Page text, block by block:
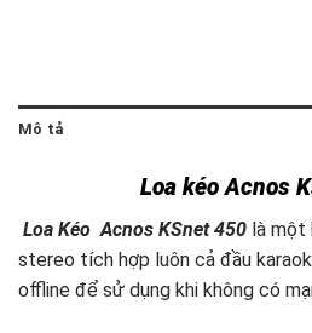
Mô tả
Loa kéo Acnos
Loa Kéo Acnos KSnet 450 là một
stereo tích hợp luôn cả đầu
offline để sử dụng khi không có